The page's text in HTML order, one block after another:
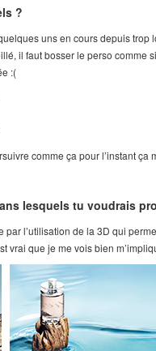
?
uns en cours depuis trop
il faut bosser le perso comme
:(
comme ça pour l’instant ça
lesquels tu voudrais
l’utilisation de la 3D qui
vrai que je me vois bien